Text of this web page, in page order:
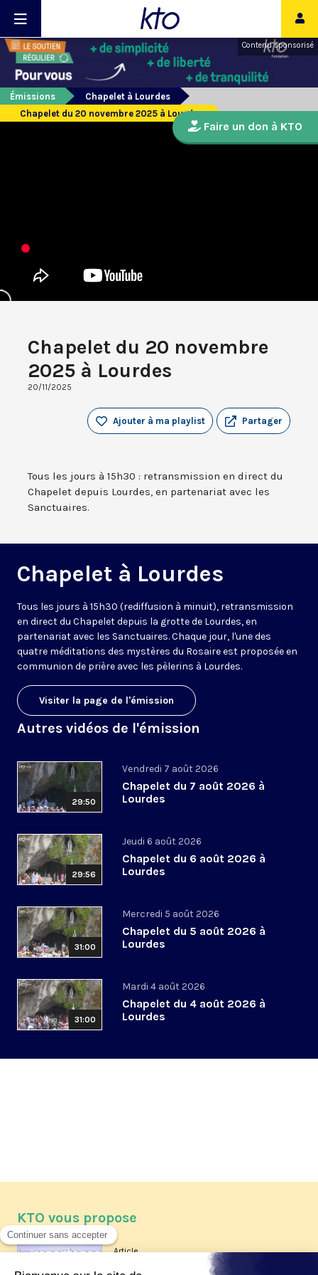
Contenu sponsorisé
Émissions
Chapelet à Lourdes
Chapelet du 20 novembre 2025 à Lourdes
Chapelet du 20 novembre
2025 à Lourdes
20/11/2025
Partager
Ajouter à ma playlist
Tous les jours à 15h30 : retransmission en direct du
Chapelet depuis Lourdes, en partenariat avec les
Sanctuaires.
Chapelet à Lourdes
Tous les jours à 15h30 (rediffusion à minuit), retransmission
en direct du Chapelet depuis la grotte de Lourdes, en
partenariat avec les Sanctuaires. Chaque jour, l'une des
quatre méditations des mystères du Rosaire est proposée en
communion de prière avec les pèlerins à Lourdes.
Visiter la page de l'émission
Autres vidéos de l'émission
29:50
Vendredi 7 août 2026
Chapelet du 7 août 2026 à
Lourdes
29:56
Jeudi 6 août 2026
Chapelet du 6 août 2026 à
Lourdes
31:00
Mercredi 5 août 2026
Chapelet du 5 août 2026 à
Lourdes
31:00
Mardi 4 août 2026
Chapelet du 4 août 2026 à
Lourdes
Faire un don à KTO
KTO vous propose
Article
Les reportages d'été 2026 de KTO